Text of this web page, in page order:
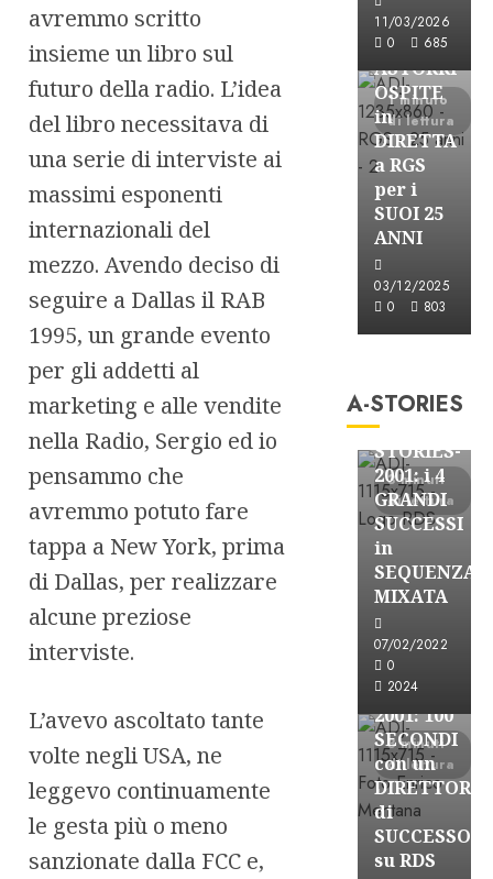
avremmo scritto
insieme un libro sul
futuro della radio. L’idea
del libro necessitava di
una serie di interviste ai
massimi esponenti
internazionali del
mezzo. Avendo deciso di
seguire a Dallas il RAB
1995, un grande evento
per gli addetti al
marketing e alle vendite
nella Radio, Sergio ed io
pensammo che
avremmo potuto fare
tappa a New York, prima
di Dallas, per realizzare
alcune preziose
interviste.
L’avevo ascoltato tante
volte negli USA, ne
leggevo continuamente
le gesta più o meno
sanzionate dalla FCC e,
11/03/2026
0
685
1 minuto
di lettura
Astorri News
FREE
ASTORRI
OSPITE
in
DIRETTA
a RGS
per i
SUOI 25
ANNI
03/12/2025
0
803
A-STORIES
3 minuti
di lettura
FREE
A-
STORIES-
2001: i 4
GRANDI
SUCCESSI
in
SEQUENZA
MIXATA
07/02/2022
0
2024
3 minuti
di lettura
A-Stories
FREE
A-
STORIES-
2001: 100
SECONDI
con un
DIRETTORE
di
SUCCESSO
su RDS